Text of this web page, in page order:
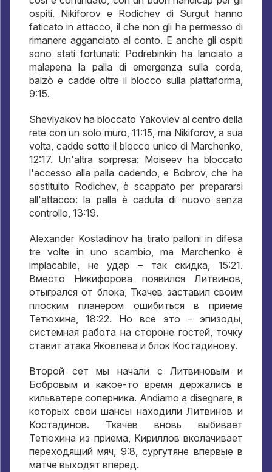
ospiti. Nikiforov e Rodichev di Surgut hanno
faticato in attacco, il che non gli ha permesso di
rimanere agganciato al conto. E anche gli ospiti
sono stati fortunati: Podrebinkin ha lanciato a
malapena la palla di emergenza sulla corda,
balzò e cadde oltre il blocco sulla piattaforma,
9:15.
Shevlyakov ha bloccato Yakovlev al centro della
rete con un solo muro, 11:15, ma Nikiforov, a sua
volta, cadde sotto il blocco unico di Marchenko,
12:17. Un'altra sorpresa: Moiseev ha bloccato
l'accesso alla palla cadendo, e Bobrov, che ha
sostituito Rodichev, è scappato per prepararsi
all'attacco: la palla è caduta di nuovo senza
controllo, 13:19.
Alexander Kostadinov ha tirato palloni in difesa
tre volte in uno scambio, ma Marchenko è
implacabile, не удар – так скидка, 15:21.
Вместо Никифорова появился Литвинов,
отыгрался от блока, Ткачев заставил своим
плоским планером ошибиться в приеме
Тетюхина, 18:22. Но все это – эпизоды,
системная работа на стороне гостей, точку
ставит атака Яковлева и блок Костадинову.
Второй сет мы начали с Литвиновым и
Бобровым и какое-то время держались в
кильватере соперника. Andiamo a disegnare,в
которых свои шансы находили Литвинов и
Костадинов. Ткачев вновь выбивает
Тетюхина из приема, Кириллов вколачивает
переходящий мяч, 9:8,сургутяне впервые в
матче выходят вперед.